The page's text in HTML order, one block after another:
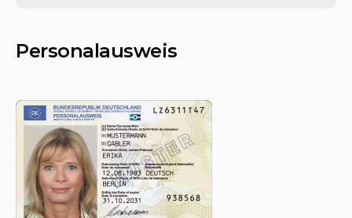
Personalausweis